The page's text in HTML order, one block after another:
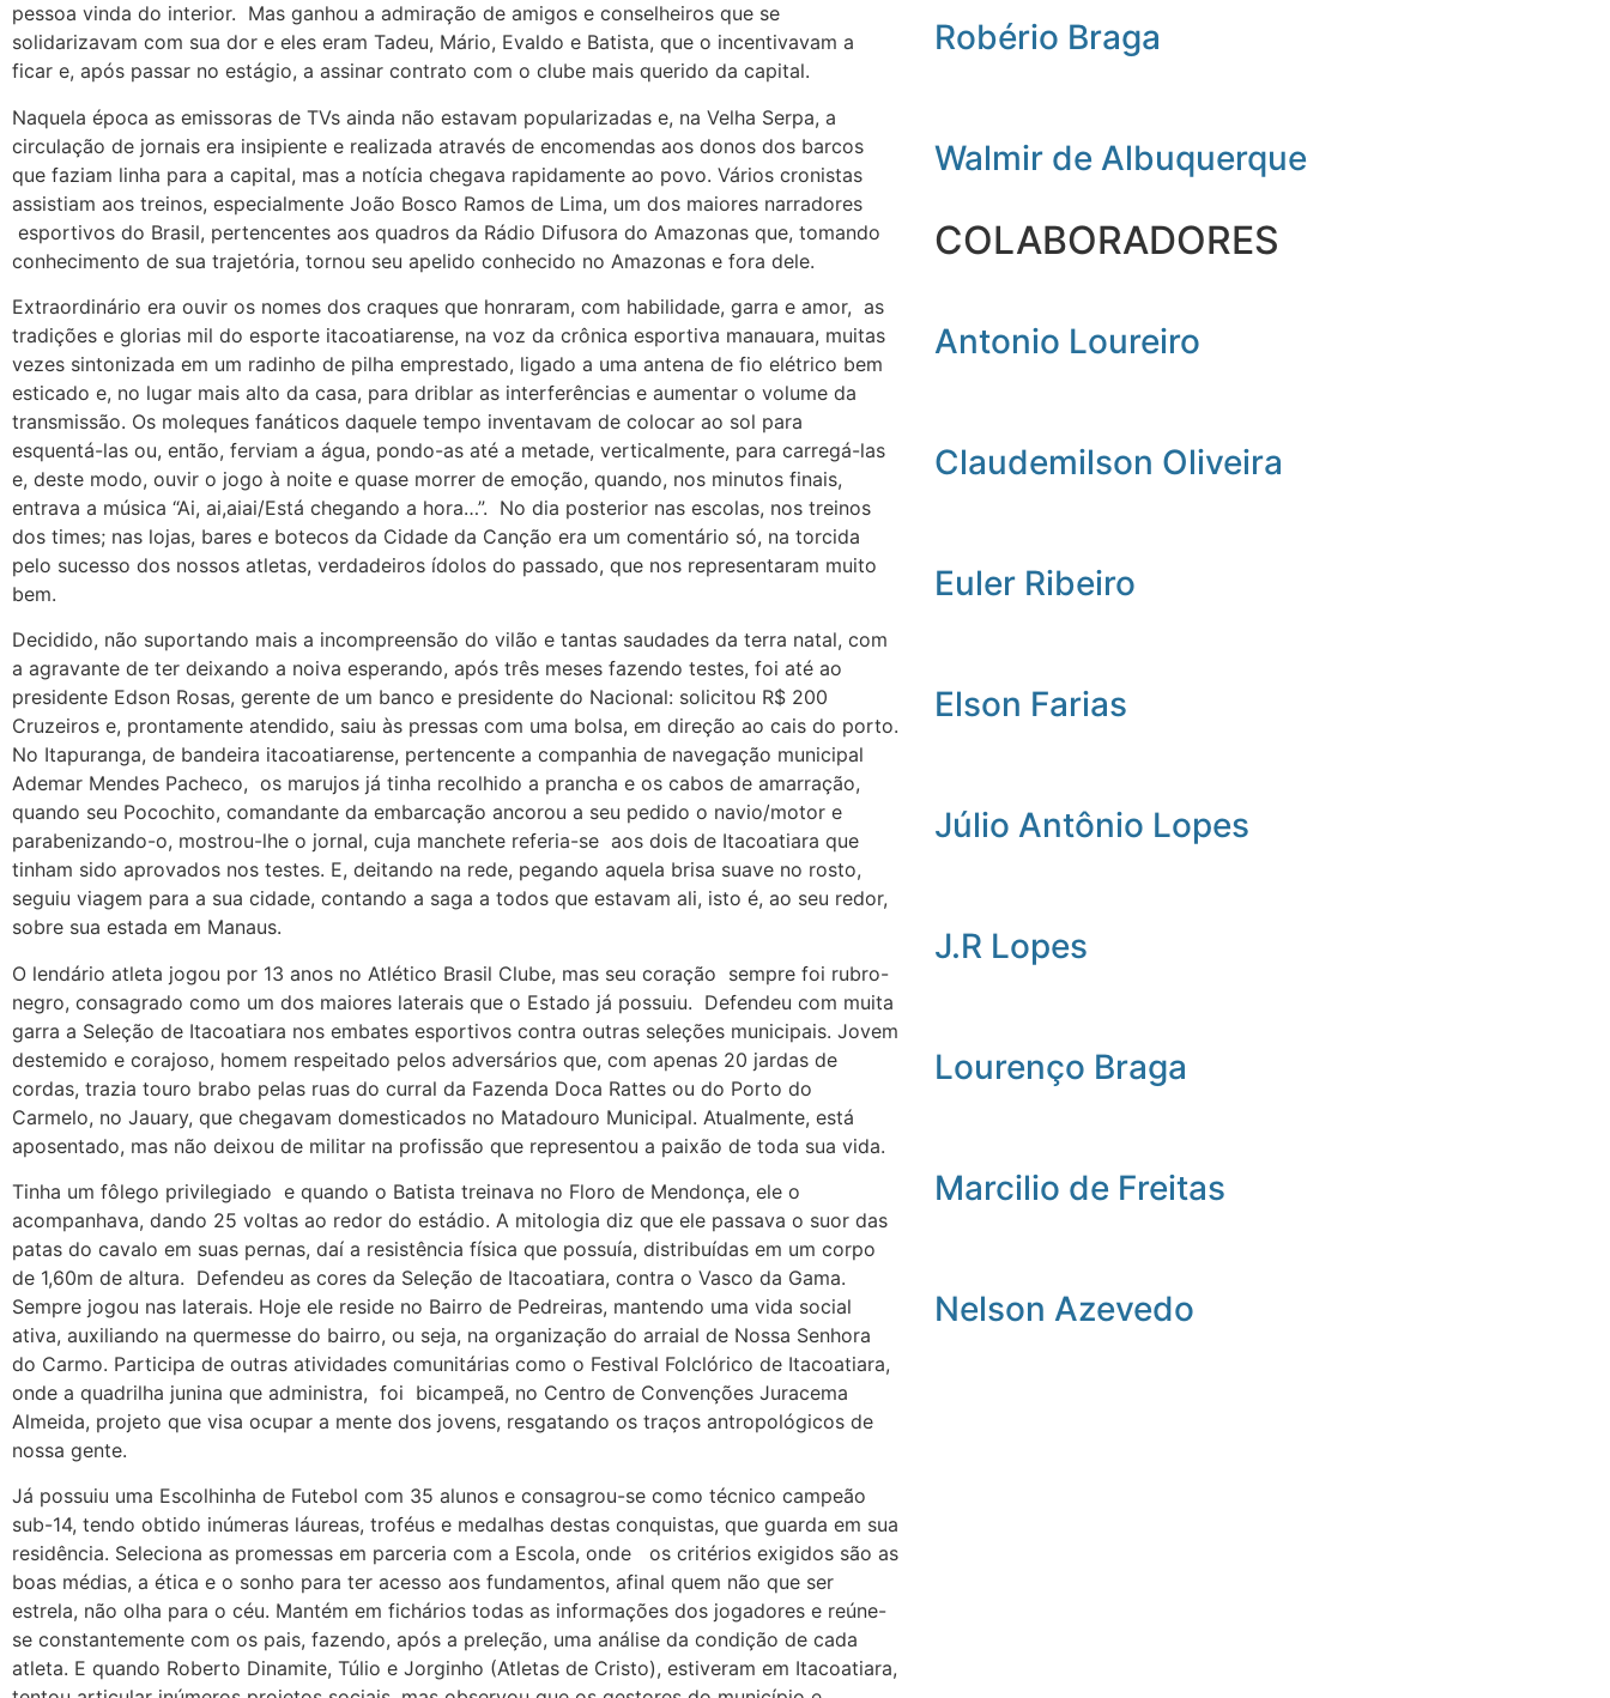
pessoa vinda do interior. Mas ganhou a admiração de amigos e conselheiros que se
solidarizavam com sua dor e eles eram Tadeu, Mário, Evaldo e Batista, que o incentivavam a
ficar e, após passar no estágio, a assinar contrato com o clube mais querido da capital.
Naquela época as emissoras de TVs ainda não estavam popularizadas e, na Velha Serpa, a
circulação de jornais era insipiente e realizada através de encomendas aos donos dos barcos
que faziam linha para a capital, mas a notícia chegava rapidamente ao povo. Vários cronistas
assistiam aos treinos, especialmente João Bosco Ramos de Lima, um dos maiores narradores
esportivos do Brasil, pertencentes aos quadros da Rádio Difusora do Amazonas que, tomando
conhecimento de sua trajetória, tornou seu apelido conhecido no Amazonas e fora dele.
Extraordinário era ouvir os nomes dos craques que honraram, com habilidade, garra e amor, as
tradições e glorias mil do esporte itacoatiarense, na voz da crônica esportiva manauara, muitas
vezes sintonizada em um radinho de pilha emprestado, ligado a uma antena de fio elétrico bem
esticado e, no lugar mais alto da casa, para driblar as interferências e aumentar o volume da
transmissão. Os moleques fanáticos daquele tempo inventavam de colocar ao sol para
esquentá-las ou, então, ferviam a água, pondo-as até a metade, verticalmente, para carregá-las
e, deste modo, ouvir o jogo à noite e quase morrer de emoção, quando, nos minutos finais,
entrava a música “Ai, ai,aiai/Está chegando a hora…”. No dia posterior nas escolas, nos treinos
dos times; nas lojas, bares e botecos da Cidade da Canção era um comentário só, na torcida
pelo sucesso dos nossos atletas, verdadeiros ídolos do passado, que nos representaram muito
bem.
Decidido, não suportando mais a incompreensão do vilão e tantas saudades da terra natal, com
a agravante de ter deixando a noiva esperando, após três meses fazendo testes, foi até ao
presidente Edson Rosas, gerente de um banco e presidente do Nacional: solicitou R$ 200
Cruzeiros e, prontamente atendido, saiu às pressas com uma bolsa, em direção ao cais do porto.
No Itapuranga, de bandeira itacoatiarense, pertencente a companhia de navegação municipal
Ademar Mendes Pacheco, os marujos já tinha recolhido a prancha e os cabos de amarração,
quando seu Pocochito, comandante da embarcação ancorou a seu pedido o navio/motor e
parabenizando-o, mostrou-lhe o jornal, cuja manchete referia-se aos dois de Itacoatiara que
tinham sido aprovados nos testes. E, deitando na rede, pegando aquela brisa suave no rosto,
seguiu viagem para a sua cidade, contando a saga a todos que estavam ali, isto é, ao seu redor,
sobre sua estada em Manaus.
O lendário atleta jogou por 13 anos no Atlético Brasil Clube, mas seu coração sempre foi rubro-
negro, consagrado como um dos maiores laterais que o Estado já possuiu. Defendeu com muita
garra a Seleção de Itacoatiara nos embates esportivos contra outras seleções municipais. Jovem
destemido e corajoso, homem respeitado pelos adversários que, com apenas 20 jardas de
cordas, trazia touro brabo pelas ruas do curral da Fazenda Doca Rattes ou do Porto do
Carmelo, no Jauary, que chegavam domesticados no Matadouro Municipal. Atualmente, está
aposentado, mas não deixou de militar na profissão que representou a paixão de toda sua vida.
Tinha um fôlego privilegiado e quando o Batista treinava no Floro de Mendonça, ele o
acompanhava, dando 25 voltas ao redor do estádio. A mitologia diz que ele passava o suor das
patas do cavalo em suas pernas, daí a resistência física que possuía, distribuídas em um corpo
de 1,60m de altura. Defendeu as cores da Seleção de Itacoatiara, contra o Vasco da Gama.
Sempre jogou nas laterais. Hoje ele reside no Bairro de Pedreiras, mantendo uma vida social
ativa, auxiliando na quermesse do bairro, ou seja, na organização do arraial de Nossa Senhora
do Carmo. Participa de outras atividades comunitárias como o Festival Folclórico de Itacoatiara,
onde a quadrilha junina que administra, foi bicampeã, no Centro de Convenções Juracema
Almeida, projeto que visa ocupar a mente dos jovens, resgatando os traços antropológicos de
nossa gente.
Já possuiu uma Escolhinha de Futebol com 35 alunos e consagrou-se como técnico campeão
sub-14, tendo obtido inúmeras láureas, troféus e medalhas destas conquistas, que guarda em sua
residência. Seleciona as promessas em parceria com a Escola, onde os critérios exigidos são as
boas médias, a ética e o sonho para ter acesso aos fundamentos, afinal quem não que ser
estrela, não olha para o céu. Mantém em fichários todas as informações dos jogadores e reúne-
se constantemente com os pais, fazendo, após a preleção, uma análise da condição de cada
atleta. E quando Roberto Dinamite, Túlio e Jorginho (Atletas de Cristo), estiveram em Itacoatiara,
Robério Braga
Walmir de Albuquerque
COLABORADORES
Antonio Loureiro
Claudemilson Oliveira
Euler Ribeiro
Elson Farias
Júlio Antônio Lopes
J.R Lopes
Lourenço Braga
Marcilio de Freitas
Nelson Azevedo